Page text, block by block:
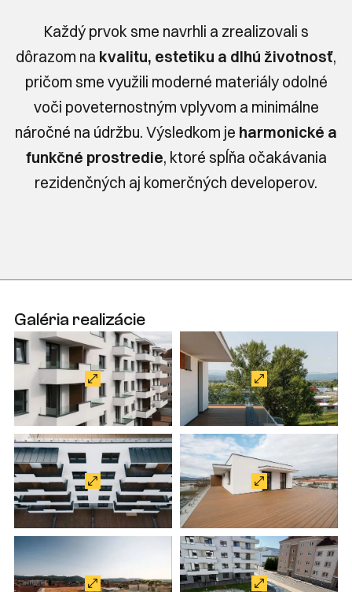
Každý prvok sme navrhli a zrealizovali s
dôrazom na kvalitu, estetiku a dlhú životnosť,
pričom sme využili moderné materiály odolné
voči poveternostným vplyvom a minimálne
náročné na údržbu. Výsledkom je harmonické a
funkčné prostredie, ktoré spĺňa očakávania
rezidenčných aj komerčných developerov.
Galéria realizácie